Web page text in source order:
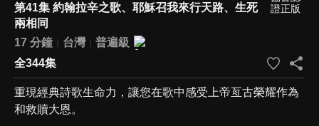
第41集 約翰拉辛之歌、耶穌召我來行天路、生死
兩相同
17 分鐘
台灣
普遍級
全344集
重現經典詩歌生命力，讓您在歌中感受上帝亙古榮耀作為
和救贖大恩。